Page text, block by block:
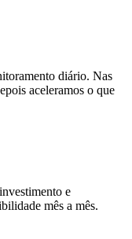
diário. Nas
aceleramos o que
e
mês a mês.